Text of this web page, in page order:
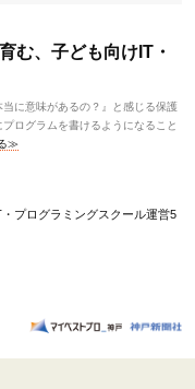
む、子ども向けIT・
に意味があるの？』と感じる保護
ログラムを書けるようになること
≫
プログラミングスクール運営5